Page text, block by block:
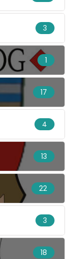
3
1
17
4
13
22
3
18